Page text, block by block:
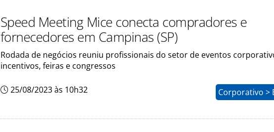
Speed Meeting Mice conecta compradores e
fornecedores em Campinas (SP)
Rodada de negócios reuniu profissionais do setor de eventos
incentivos, feiras e congressos
25/08/2023 às 10h32 Corporativo >